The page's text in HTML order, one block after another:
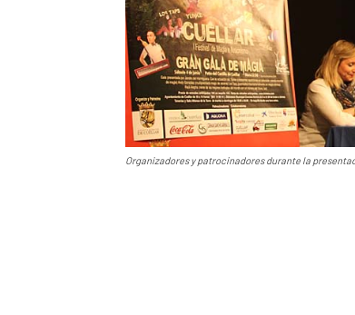
Organizadores y patrocinadores durante la